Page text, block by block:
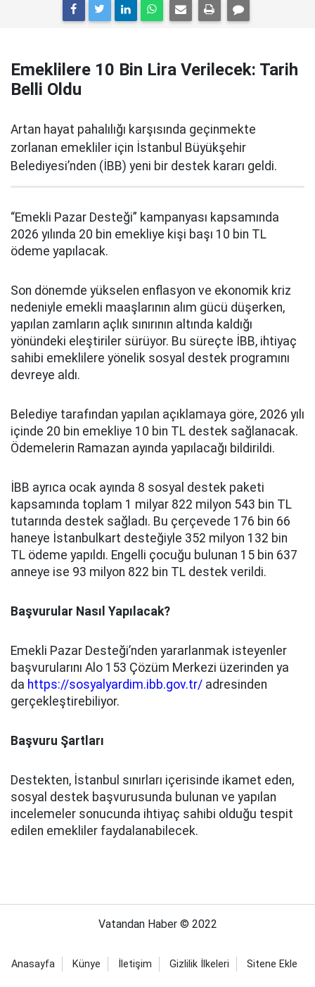
Emeklilere 10 Bin Lira Verilecek: Tarih
Belli Oldu
Artan hayat pahalılığı karşısında geçinmekte
zorlanan emekliler için İstanbul Büyükşehir
Belediyesi’nden (İBB) yeni bir destek kararı geldi.
“Emekli Pazar Desteği” kampanyası kapsamında
2026 yılında 20 bin emekliye kişi başı 10 bin TL
ödeme yapılacak.
Son dönemde yükselen enflasyon ve ekonomik kriz
nedeniyle emekli maaşlarının alım gücü düşerken,
yapılan zamların açlık sınırının altında kaldığı
yönündeki eleştiriler sürüyor. Bu süreçte İBB, ihtiyaç
sahibi emeklilere yönelik sosyal destek programını
devreye aldı.
Belediye tarafından yapılan açıklamaya göre, 2026 yılı
içinde 20 bin emekliye 10 bin TL destek sağlanacak.
Ödemelerin Ramazan ayında yapılacağı bildirildi.
İBB ayrıca ocak ayında 8 sosyal destek paketi
kapsamında toplam 1 milyar 822 milyon 543 bin TL
tutarında destek sağladı. Bu çerçevede 176 bin 66
haneye İstanbulkart desteğiyle 352 milyon 132 bin
TL ödeme yapıldı. Engelli çocuğu bulunan 15 bin 637
anneye ise 93 milyon 822 bin TL destek verildi.
Başvurular Nasıl Yapılacak?
Emekli Pazar Desteği’nden yararlanmak isteyenler
başvurularını Alo 153 Çözüm Merkezi üzerinden ya
da https://sosyalyardim.ibb.gov.tr/ adresinden
gerçekleştirebiliyor.
Başvuru Şartları
Destekten, İstanbul sınırları içerisinde ikamet eden,
sosyal destek başvurusunda bulunan ve yapılan
incelemeler sonucunda ihtiyaç sahibi olduğu tespit
edilen emekliler faydalanabilecek.
Vatandan Haber © 2022
Anasayfa Künye İletişim Gizlilik İlkeleri Sitene Ekle